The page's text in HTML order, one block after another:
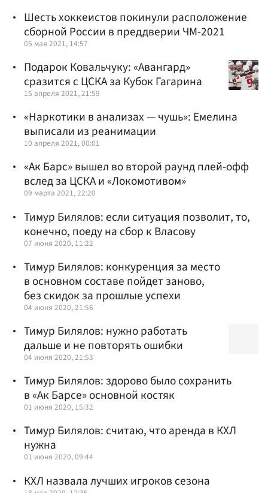
Шесть хоккеистов покинули расположение
сборной России в преддверии ЧМ-2021
05 мая 2021, 14:57
Подарок Ковальчуку: «Авангард»
сразится с ЦСКА за Кубок Гагарина
15 апреля 2021, 21:59
«Наркотики в анализах — чушь»: Емелина
выписали из реанимации
10 апреля 2021, 00:01
«Ак Барс» вышел во второй раунд плей-офф
вслед за ЦСКА и «Локомотивом»
09 марта 2021, 22:20
Тимур Билялов: если ситуация позволит, то,
конечно, поеду на сбор к Власову
07 июня 2020, 11:22
Тимур Билялов: конкуренция за место
в основном составе пойдет заново,
без скидок за прошлые успехи
04 июня 2020, 21:56
Тимур Билялов: нужно работать
дальше и не повторять ошибки
04 июня 2020, 21:53
Тимур Билялов: здорово было сохранить
в «Ак Барсе» основной костяк
01 июня 2020, 15:32
Тимур Билялов: считаю, что аренда в КХЛ
нужна
01 июня 2020, 09:44
КХЛ назвала лучших игроков сезона